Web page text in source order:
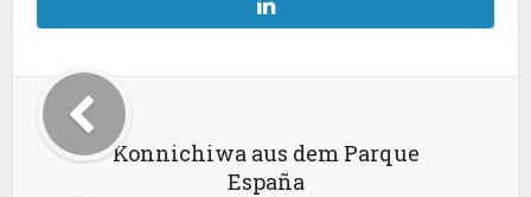
Konnichiwa aus dem Parque
España